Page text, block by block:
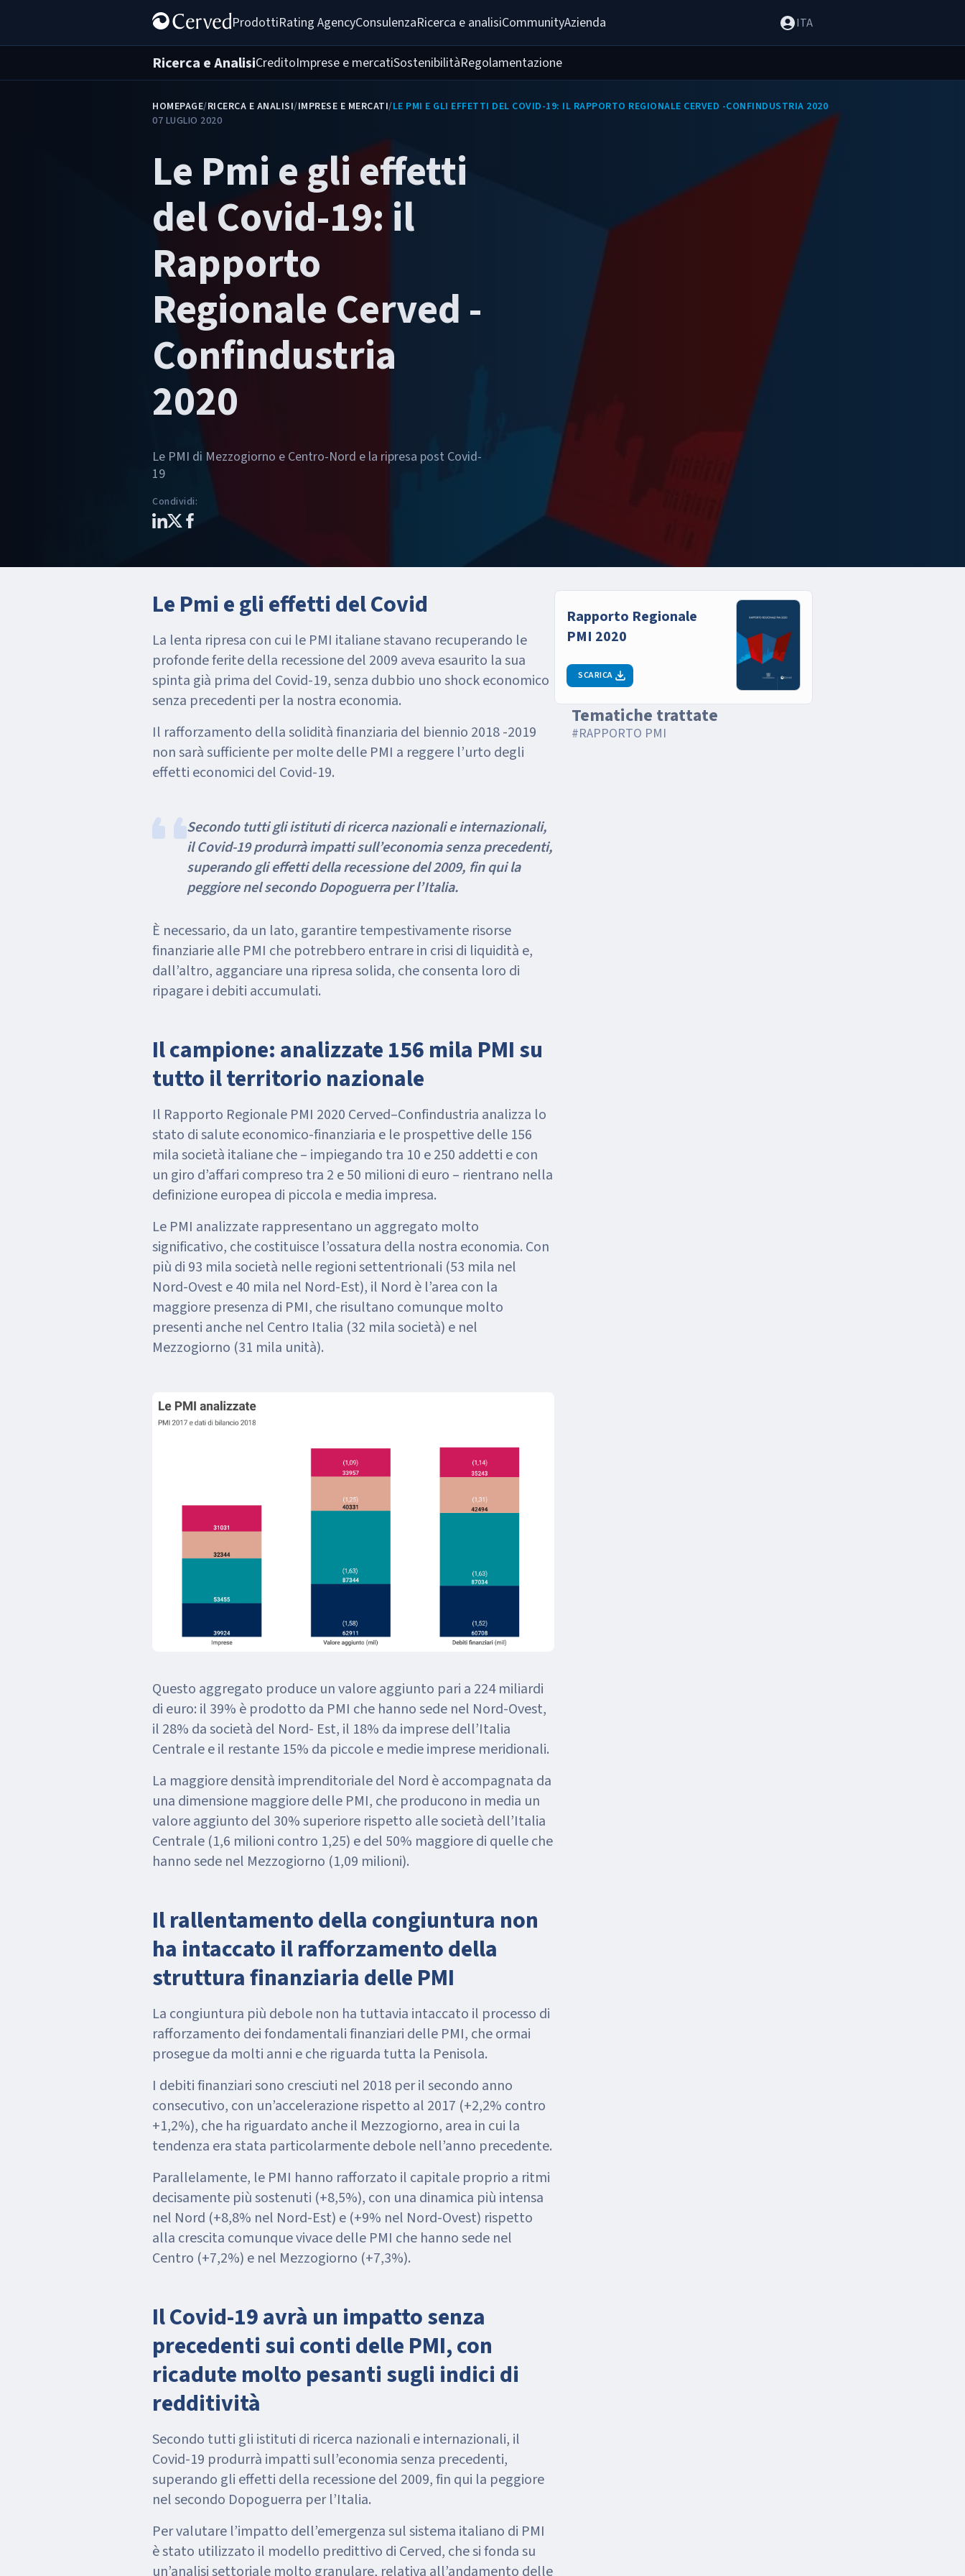
ProdottiRating AgencyConsulenzaRicerca e analisiCommunityAzienda ITA
Ricerca e AnalisiCreditoImprese e mercatiSostenibilitàRegolamentazione
HOMEPAGE/RICERCA E ANALISI/IMPRESE E MERCATI/LE PMI E GLI EFFETTI DEL COVID-19: IL RAPPORTO REGIONALE CERVED -CONFINDUSTRIA 2020
07 LUGLIO 2020
Le Pmi e gli effetti
del Covid-19: il
Rapporto
Regionale Cerved -
Confindustria
2020
Le PMI di Mezzogiorno e Centro-Nord e la ripresa post Covid-
19
Condividi:
Le Pmi e gli effetti del Covid
La lenta ripresa con cui le PMI italiane stavano recuperando le
profonde ferite della recessione del 2009 aveva esaurito la sua
spinta già prima del Covid-19, senza dubbio uno shock economico
senza precedenti per la nostra economia.
Il rafforzamento della solidità finanziaria del biennio 2018 -2019
non sarà sufficiente per molte delle PMI a reggere l’urto degli
effetti economici del Covid-19.
Secondo tutti gli istituti di ricerca nazionali e internazionali,
il Covid-19 produrrà impatti sull’economia senza precedenti,
superando gli effetti della recessione del 2009, fin qui la
peggiore nel secondo Dopoguerra per l’Italia.
È necessario, da un lato, garantire tempestivamente risorse
finanziarie alle PMI che potrebbero entrare in crisi di liquidità e,
dall’altro, agganciare una ripresa solida, che consenta loro di
ripagare i debiti accumulati.
Il campione: analizzate 156 mila PMI su
tutto il territorio nazionale
Il Rapporto Regionale PMI 2020 Cerved–Confindustria analizza lo
stato di salute economico-finanziaria e le prospettive delle 156
mila società italiane che – impiegando tra 10 e 250 addetti e con
un giro d’affari compreso tra 2 e 50 milioni di euro – rientrano nella
definizione europea di piccola e media impresa.
Le PMI analizzate rappresentano un aggregato molto
significativo, che costituisce l’ossatura della nostra economia. Con
più di 93 mila società nelle regioni settentrionali (53 mila nel
Nord-Ovest e 40 mila nel Nord-Est), il Nord è l’area con la
maggiore presenza di PMI, che risultano comunque molto
presenti anche nel Centro Italia (32 mila società) e nel
Mezzogiorno (31 mila unità).
Questo aggregato produce un valore aggiunto pari a 224 miliardi
di euro: il 39% è prodotto da PMI che hanno sede nel Nord-Ovest,
il 28% da società del Nord- Est, il 18% da imprese dell’Italia
Centrale e il restante 15% da piccole e medie imprese meridionali.
La maggiore densità imprenditoriale del Nord è accompagnata da
una dimensione maggiore delle PMI, che producono in media un
valore aggiunto del 30% superiore rispetto alle società dell’Italia
Centrale (1,6 milioni contro 1,25) e del 50% maggiore di quelle che
hanno sede nel Mezzogiorno (1,09 milioni).
Il rallentamento della congiuntura non
ha intaccato il rafforzamento della
struttura finanziaria delle PMI
La congiuntura più debole non ha tuttavia intaccato il processo di
rafforzamento dei fondamentali finanziari delle PMI, che ormai
prosegue da molti anni e che riguarda tutta la Penisola.
I debiti finanziari sono cresciuti nel 2018 per il secondo anno
consecutivo, con un’accelerazione rispetto al 2017 (+2,2% contro
+1,2%), che ha riguardato anche il Mezzogiorno, area in cui la
tendenza era stata particolarmente debole nell’anno precedente.
Parallelamente, le PMI hanno rafforzato il capitale proprio a ritmi
decisamente più sostenuti (+8,5%), con una dinamica più intensa
nel Nord (+8,8% nel Nord-Est) e (+9% nel Nord-Ovest) rispetto
alla crescita comunque vivace delle PMI che hanno sede nel
Centro (+7,2%) e nel Mezzogiorno (+7,3%).
Il Covid-19 avrà un impatto senza
precedenti sui conti delle PMI, con
ricadute molto pesanti sugli indici di
redditività
Secondo tutti gli istituti di ricerca nazionali e internazionali, il
Covid-19 produrrà impatti sull’economia senza precedenti,
superando gli effetti della recessione del 2009, fin qui la peggiore
nel secondo Dopoguerra per l’Italia.
Per valutare l’impatto dell’emergenza sul sistema italiano di PMI
è stato utilizzato il modello predittivo di Cerved, che si fonda su
un’analisi settoriale molto granulare, relativa all’andamento delle
Rapporto Regionale
PMI 2020
SCARICA
Tematiche trattate
#RAPPORTO PMI